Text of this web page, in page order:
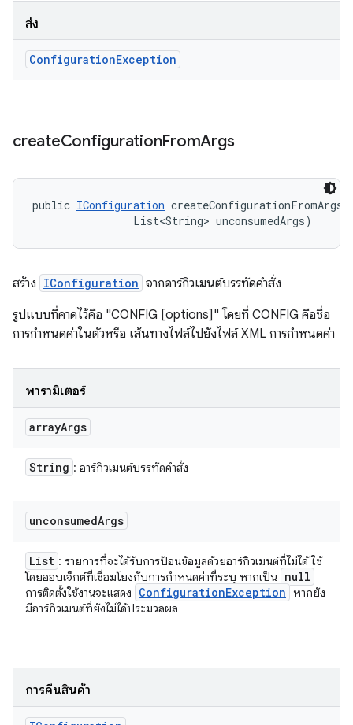
ส่ง
ConfigurationException
createConfigurationFromArgs
public IConfiguration
                List<String> unconsumedArgs)
สร้าง IConfiguration จากอาร์กิวเมนต์บรรทัดคำสั่ง
รูปแบบที่คาดไว้คือ "CONFIG [options]" โดยที่ CONFIG คือชื่อ
การกำหนดค่าในตัวหรือ เส้นทางไฟล์ไปยังไฟล์ XML การกำหนดค่า
พารามิเตอร์
arrayArgs
String : อาร์กิวเมนต์บรรทัดคำสั่ง
unconsumedArgs
List : รายการที่จะได้รับการป้อนข้อมูลด้วยอาร์กิวเมนต์ที่ไม่ได้ ใช้
โดยออบเจ็กต์ที่เชื่อมโยงกับการกำหนดค่าที่ระบุ หากเป็น null
การติดตั้งใช้งานจะแสดง ConfigurationException หากยัง
มีอาร์กิวเมนต์ที่ยังไม่ได้ประมวลผล
การคืนสินค้า